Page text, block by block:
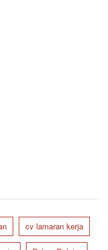
cv lamaran kerja